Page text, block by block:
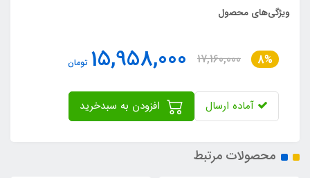
ویژگی‌های محصول
8%
17,160,000
15,958,000 تومان
آماده ارسال
محصولات مرتبط